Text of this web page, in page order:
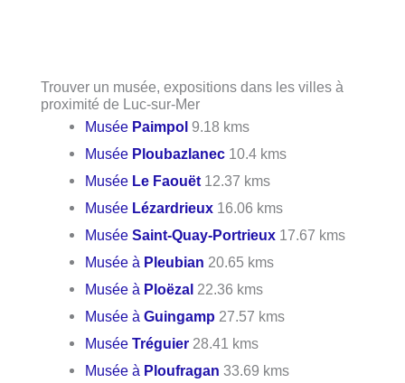
Trouver un musée, expositions dans les villes à
proximité de Luc-sur-Mer
Musée Paimpol 9.18 kms
Musée Ploubazlanec 10.4 kms
Musée Le Faouët 12.37 kms
Musée Lézardrieux 16.06 kms
MuséeSaint-Quay-Portrieux 17.67 kms
Musée à Pleubian 20.65 kms
Musée à Ploëzal 22.36 kms
Musée àGuingamp 27.57 kms
MuséeTréguier 28.41 kms
Musée à Ploufragan 33.69 kms